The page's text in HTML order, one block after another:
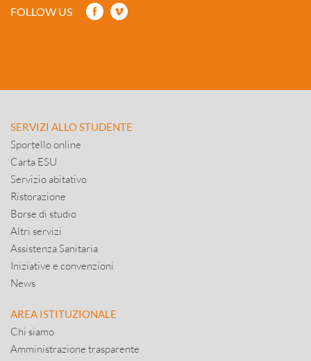
FOLLOW US
SERVIZI ALLO STUDENTE
Sportello online
Carta ESU
Servizio abitativo
Ristorazione
Borse di studio
Altri servizi
Assistenza Sanitaria
Iniziative e convenzioni
News
AREA ISTITUZIONALE
Chi siamo
Amministrazione trasparente